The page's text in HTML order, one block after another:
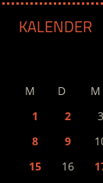
KALENDER
M D M
1
2 3
8
9
15
16